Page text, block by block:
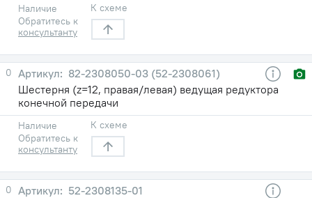
Наличие
Обратитесь к
консультанту
К схеме
0
82-2308050-03 (52-2308061)
Шестерня (z=12, правая/левая) ведущая редуктора
конечной передачи
Наличие
Обратитесь к
консультанту
К схеме
0
52-2308135-01